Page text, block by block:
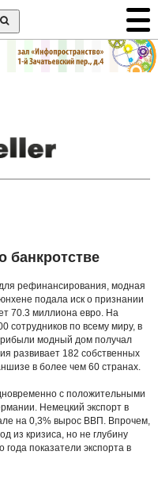
банкротстве
рефинансирования, модная
подала иск о признании
70.3 миллиона евро. На
сотрудников по всему миру, в
модный дом получал
развивает 182 собственных
в более чем 60 странах.
с положительными
Немецкий экспорт в
на 0,3% вырос ВВП. Впрочем,
из кризиса, но не глубину
показатели экспорта в